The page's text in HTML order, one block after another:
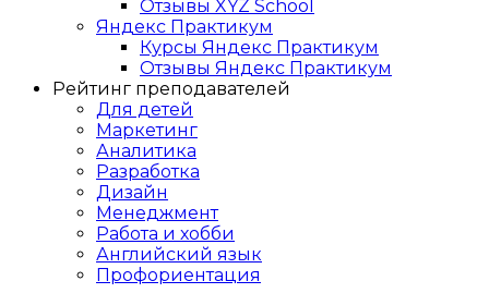
Отзывы XYZ School
Яндекс Практикум
Курсы Яндекс Практикум
Отзывы Яндекс Практикум
Рейтинг преподавателей
Для детей
Маркетинг
Аналитика
Разработка
Дизайн
Менеджмент
Работа и хобби
Английский язык
Профориентация